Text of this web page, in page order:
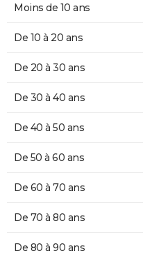
Moins de 10 ans
De 10 à 20 ans
De 20 à 30 ans
De 30 à 40 ans
De 40 à 50 ans
De 50 à 60 ans
De 60 à 70 ans
De 70 à 80 ans
De 80 à 90 ans